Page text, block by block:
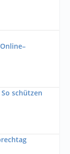
schützen